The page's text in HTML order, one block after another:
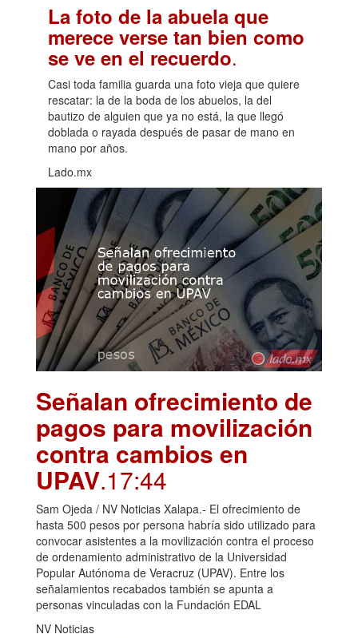
La foto de la abuela que
merece verse tan bien como
se ve en el recuerdo.
Casi toda familia guarda una foto vieja que quiere
rescatar: la de la boda de los abuelos, la del
bautizo de alguien que ya no está, la que llegó
doblada o rayada después de pasar de mano en
mano por años.
Lado.mx
Señalan ofrecimiento de
pagos para movilización
contra cambios en
UPAV.17:44
Sam Ojeda / NV Noticias Xalapa.- El ofrecimiento de
hasta 500 pesos por persona habría sido utilizado para
convocar asistentes a la movilización contra el proceso
de ordenamiento administrativo de la Universidad
Popular Autónoma de Veracruz (UPAV). Entre los
señalamientos recabados también se apunta a
personas vinculadas con la Fundación EDAL
NV Noticias